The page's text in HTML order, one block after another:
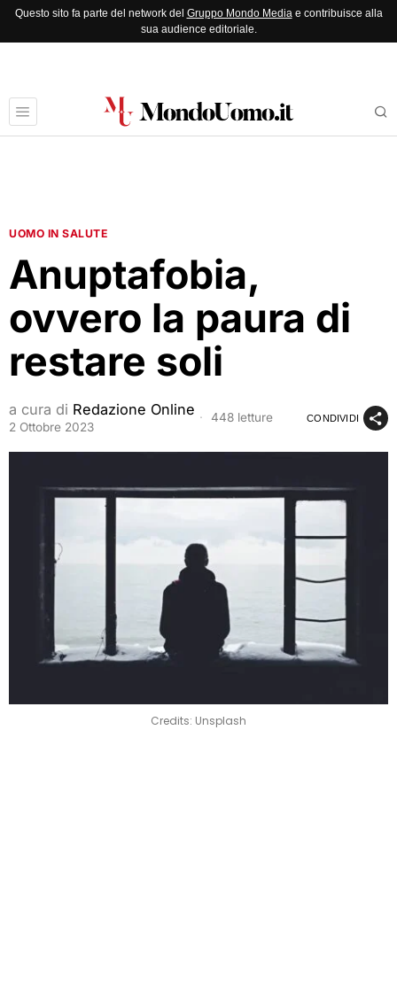
Questo sito fa parte del network del Gruppo Mondo Mediae contribuisce alla
sua audience editoriale.
UOMO IN SALUTE
Anuptafobia,
ovvero la paura di
restare soli
a cura di Redazione Online
2 Ottobre 2023
448 letture CONDIVIDI
Credits: Unsplash